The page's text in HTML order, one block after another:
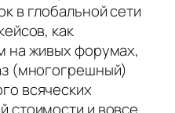
в глобальной сети
как
на живых форумах,
(многогрешный)
всяческих